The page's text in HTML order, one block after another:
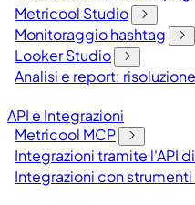
Metricool Studio
Monitoraggio hashtag
Looker Studio
Analisi e report:
API e Integrazioni
Metricool MCP
Integrazioni tramite l'API
Integrazioni con